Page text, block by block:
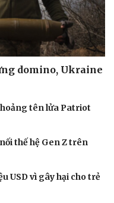
domino, Ukraine
tên lửa Patriot
thế hệ Gen Z trên
USD vì gây hại cho trẻ